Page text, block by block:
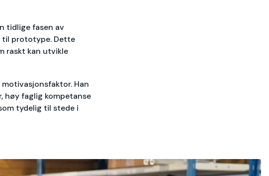
tidlige fasen av
til prototype. Dette
raskt kan utvikle
Han
høy faglig kompetanse
tydelig til stede i